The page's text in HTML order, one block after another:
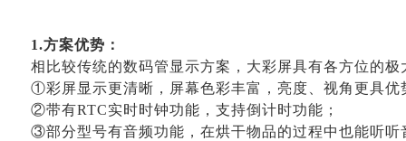
1.方案优势：
相比较传统的数码管显示方案，大彩屏具有各方位的极
①彩屏显示更清晰，屏幕色彩丰富，亮度、视角更具优
②带有RTC实时时钟功能，支持倒计时功能；
③部分型号有音频功能，在烘干物品的过程中也能听听